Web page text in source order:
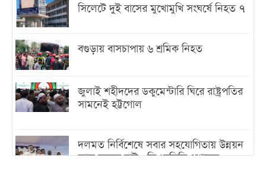
সিলেটে দুই বাসের মুখোমুখি সংঘর্ষে নিহত ৭
বগুড়ায় বাসচাপায় ৬ শ্রমিক নিহত
জুলাই শহীদদের ডকুমেন্টারি ঘিরে রাষ্ট্রপতির
সামনেই হট্টগোল
দলমত নির্বিশেষে সবার সহযোগিতায় উন্নয়ন
কাজ করতে চাই : ডিএনসিসি প্রশাসক